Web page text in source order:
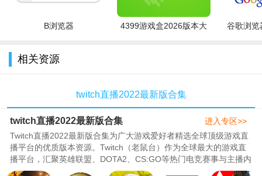
据。其次，在视频播放器下方调整画质为较低分辨率（如
480P）。另外，关闭其他占用网络的应用，或者使用加速器工具
方客户端支持）。
Twitch怎么订阅主播？
订阅主播需要先登录Twitch账号，进入主播直播间，点击订阅
按钮（通常为紫色）。订阅分为免费Prime订阅（如果你有
Amazon Prime）和付费订阅。免费订阅每月可领取一个，付费订
阅则有不同档次，可获取专属表情和徽章。
B浏览器
4399游戏盒2026版本大
谷歌浏览
相关资源
twitch直播2022最新版合集
twitch直播2022最新版合集
Twitch直播2022最新版合集为广大游戏爱好者精选全球顶级游戏直
播平台的优质版本资源。Twitch（老鼠台）作为全球最大的游戏直
播平台，汇聚英雄联盟、DOTA2、CS:GO等热门电竞赛事与主播内
容，本专题收录twitch直播app中..
进入专区>>